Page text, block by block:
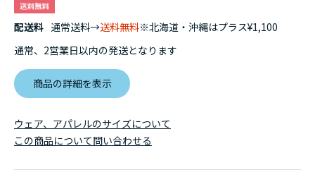
配送料 通常送料→送料無料※北海道・沖縄はプラス¥1,100
通常、2営業日以内の発送となります
商品の詳細を表示
ウェア、アパレルのサイズについて
この商品について問い合わせる